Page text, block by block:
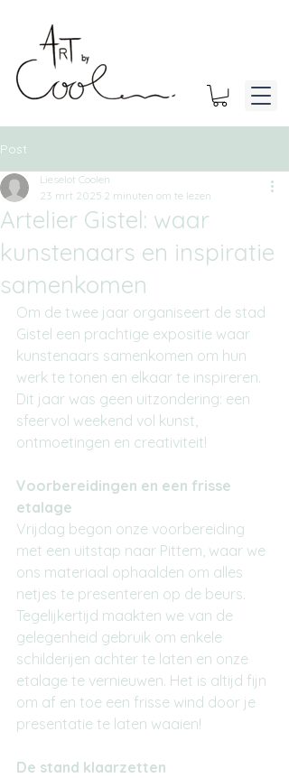
Post
Artelier Gistel: waar
kunstenaars en inspiratie
samenkomen
Lieselot Coolen
23 mrt 2025 2 minuten om te lezen
Om de twee jaar organiseert de stad
Gistel een prachtige expositie waar
kunstenaars samenkomen om hun
werk te tonen en elkaar te inspireren.
Dit jaar was geen uitzondering: een
sfeervol weekend vol kunst,
ontmoetingen en creativiteit!
Voorbereidingen en een frisse
etalage
Vrijdag begon onze voorbereiding
met een uitstap naar Pittem, waar we
ons materiaal ophaalden om alles
netjes te presenteren op de beurs.
Tegelijkertijd maakten we van de
gelegenheid gebruik om enkele
schilderijen achter te laten en onze
etalage te vernieuwen. Het is altijd fijn
om af en toe een frisse wind door je
presentatie te laten waaien!
De stand klaarzetten